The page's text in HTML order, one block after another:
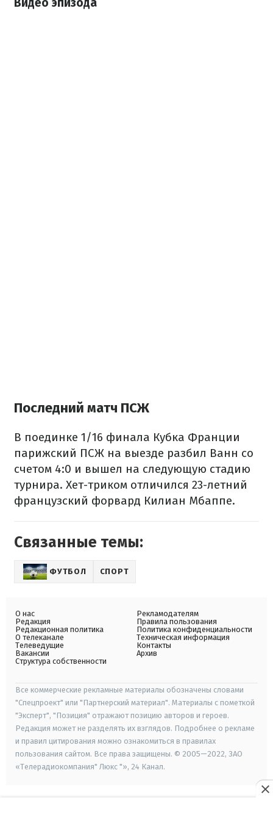
Видео эпизода
Последний матч ПСЖ
В поединке 1/16 финала Кубка Франции
парижский ПСЖ на выезде разбил Ванн со
счетом 4:0 и вышел на следующую стадию
турнира. Хет-триком отличился 23-летний
французский форвард Килиан Мбаппе.
Связанные темы:
ФУТБОЛ СПОРТ
О нас
Редакция
Редакционная политика
О телеканале
Телеведущие
Вакансии
Структура собственности
Рекламодателям
Правила пользования
Политика конфиденциальности
Техническая информация
Контакты
Архив
Все коммерческие рекламные материалы обозначены словами
"Спецпроект" или "Партнерский материал". Материалы с пометкой
"Эксперт", "Позиция" отражают позицию авторов и героев.
Редакция может не разделять их взглядов. Подробнее о рекламе
и правил цитирования можно ознакомиться в правилах
пользования сайтом. Все права защищены. © 2005—2022, ЗАО
«Телерадиокомпания" Люкс "», 24 Канал.